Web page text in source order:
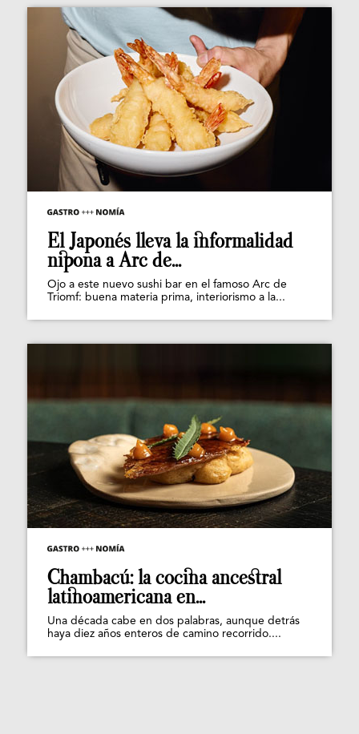
El Japonés lleva la informalidad
nipona a Arc de...
Ojo a este nuevo sushi bar en el famoso Arc de
Triomf: buena materia prima, interiorismo a la...
Chambacú: la cocina ancestral
latinoamericana en...
Una década cabe en dos palabras, aunque detrás
haya diez años enteros de camino recorrido....